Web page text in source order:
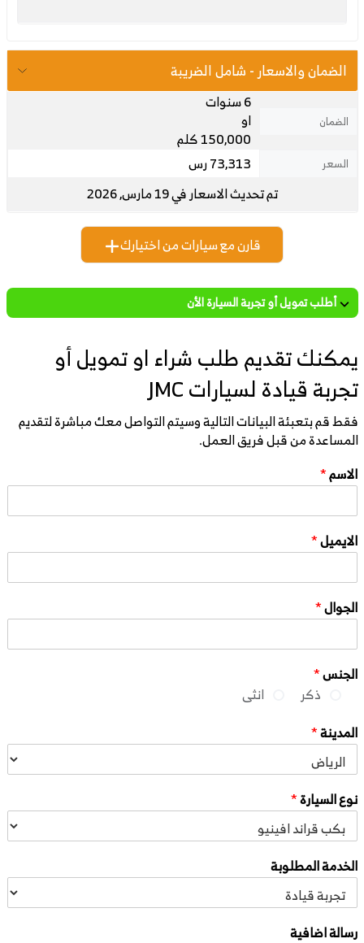
الضمان والاسعار - شامل الضريبة
الضمان
6 سنوات
او
150,000 كلم
السعر
73,313 رس
تم تحديث الاسعار في 19 مارس, 2026
قارن مع سيارات من اختيارك
أطلب تمويل أو تجربة السيارة الأن
يمكنك تقديم طلب شراء او تمويل أو
تجربة قيادة لسيارات JMC
فقط قم بتعبئة البيانات التالية وسيتم التواصل معك مباشرة لتقديم
المساعدة من قبل فريق العمل.
الاسم*
الايميل*
الجوال*
الجنس*
ذكر
انثى
المدينة*
نوع السيارة*
الخدمة المطلوبة
رسالة اضافية